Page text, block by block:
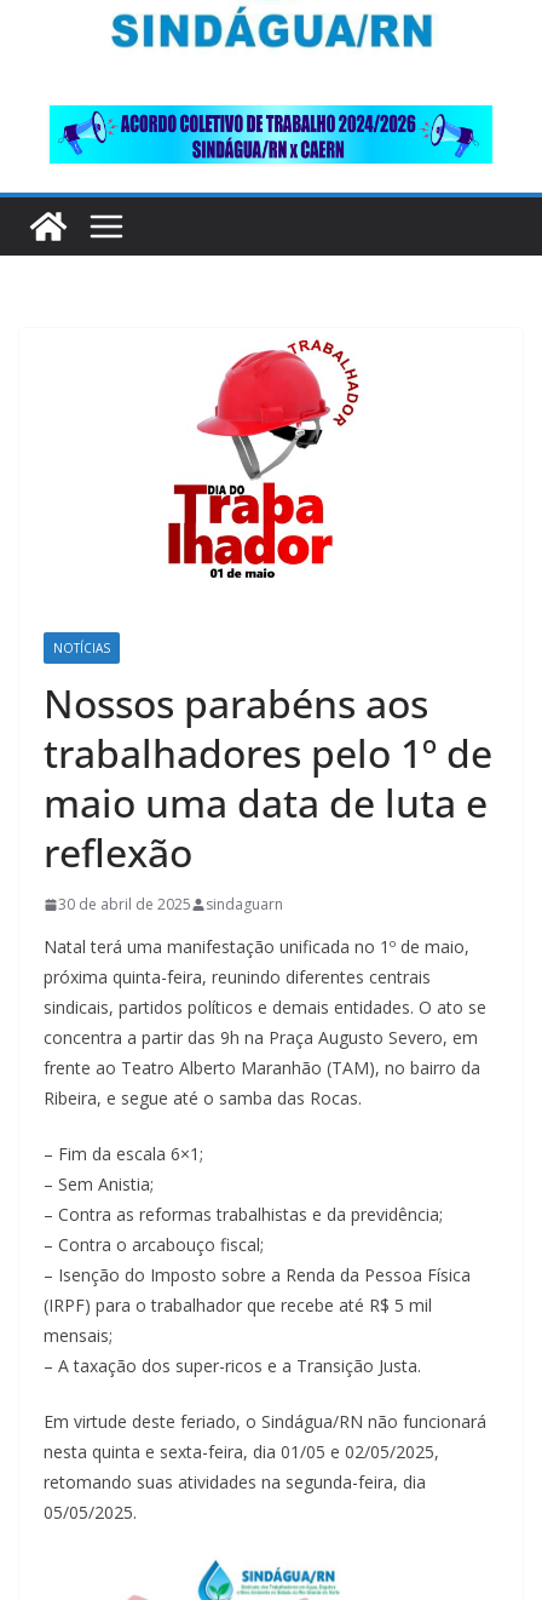
NOTÍCIAS
Nossos parabéns aos
trabalhadores pelo 1º de
maio uma data de luta e
reflexão
30 de abril de 2025 sindaguarn
Natal terá uma manifestação unificada no 1º de maio,
próxima quinta-feira, reunindo diferentes centrais
sindicais, partidos políticos e demais entidades. O ato se
concentra a partir das 9h na Praça Augusto Severo, em
frente ao Teatro Alberto Maranhão (TAM), no bairro da
Ribeira, e segue até o samba das Rocas.
– Fim da escala 6×1;
– Sem Anistia;
– Contra as reformas trabalhistas e da previdência;
– Contra o arcabouço fiscal;
– Isenção do Imposto sobre a Renda da Pessoa Física
(IRPF) para o trabalhador que recebe até R$ 5 mil
mensais;
– A taxação dos super-ricos e a Transição Justa.
Em virtude deste feriado, o Sindágua/RN não funcionará
nesta quinta e sexta-feira, dia 01/05 e 02/05/2025,
retomando suas atividades na segunda-feira, dia
05/05/2025.